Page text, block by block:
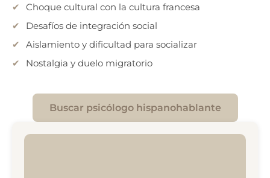
Choque cultural con la cultura francesa
Desafíos de integración social
Aislamiento y dificultad para socializar
Nostalgia y duelo migratorio
Buscar psicólogo hispanohablante